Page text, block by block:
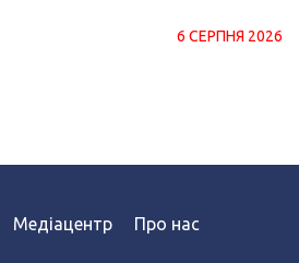
6 СЕРПНЯ 2026
Медіацентр Про нас